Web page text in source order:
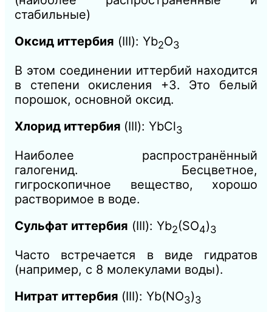
стабильные)
Оксид иттербия (III): Yb2O3
В этом соединении иттербий находится
в степени окисления +3. Это белый
порошок, основной оксид.
Хлорид иттербия (III): YbCl3
Наиболее распространённый
галогенид. Бесцветное,
гигроскопичное вещество, хорошо
растворимое в воде.
Сульфат иттербия (III): Yb2(SO4)3
Часто встречается в виде гидратов
(например, с 8 молекулами воды).
Нитрат иттербия (III): Yb(NO3)3